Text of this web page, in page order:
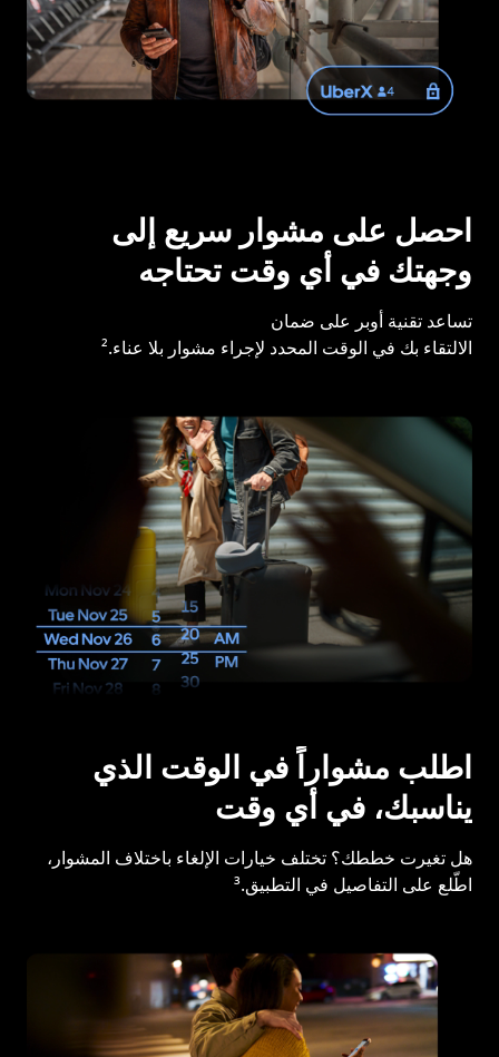
احصل على مشوار سريع إلى
وجهتك في أي وقت تحتاجه
تساعد تقنية أوبر على ضمان
الالتقاء بك في الوقت المحدد لإجراء مشوار بلا عناء.²
اطلب مشواراً في الوقت الذي
يناسبك، في أي وقت
هل تغيرت خططك؟ تختلف خيارات الإلغاء باختلاف المشوار،
اطّلع على التفاصيل في التطبيق.³